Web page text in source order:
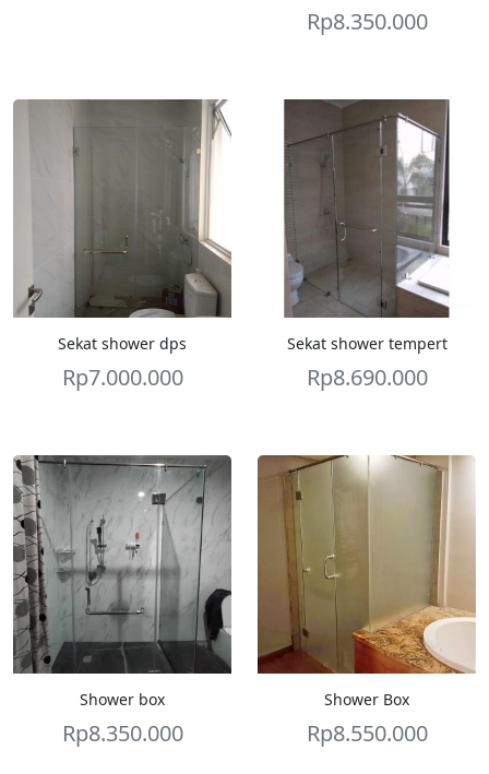
Rp8.350.000
Sekat shower dps
Rp7.000.000
Sekat shower tempert
Rp8.690.000
Shower box
Rp8.350.000
Shower Box
Rp8.550.000